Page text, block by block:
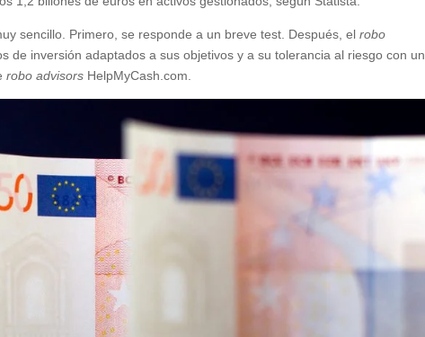
sencillo. Primero, se responde a un breve test. Después, elrobo
de inversión adaptados a sus objetivos y a su tolerancia al riesgo con un
robo advisors HelpMyCash.com.